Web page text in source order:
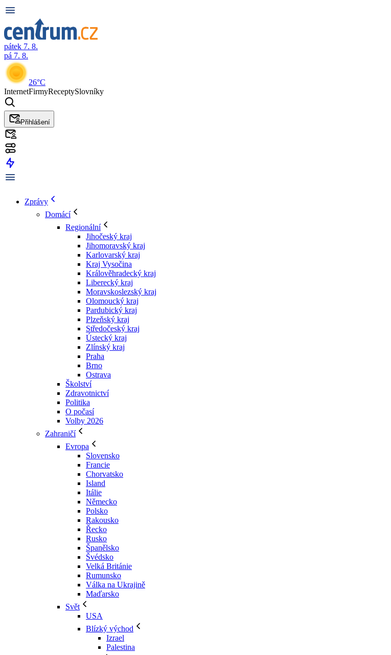
pátek 7. 8.
pá 7. 8.
26°C
InternetFirmyReceptySlovníky
Přihlášení
Zprávy
Domácí
Regionální
Jihočeský kraj
Jihomoravský kraj
Karlovarský kraj
Kraj Vysočina
Králověhradecký kraj
Liberecký kraj
Moravskoslezský kraj
Olomoucký kraj
Pardubický kraj
Plzeňský kraj
Středočeský kraj
Ústecký kraj
Zlínský kraj
Praha
Brno
Ostrava
Školství
Zdravotnictví
Politika
O počasí
Volby 2026
Zahraničí
Evropa
Slovensko
Francie
Chorvatsko
Island
Itálie
Německo
Polsko
Rakousko
Řecko
Rusko
Španělsko
Švédsko
Velká Británie
Rumunsko
Válka na Ukrajině
Maďarsko
Svět
USA
Blízký východ
Izrael
Palestina